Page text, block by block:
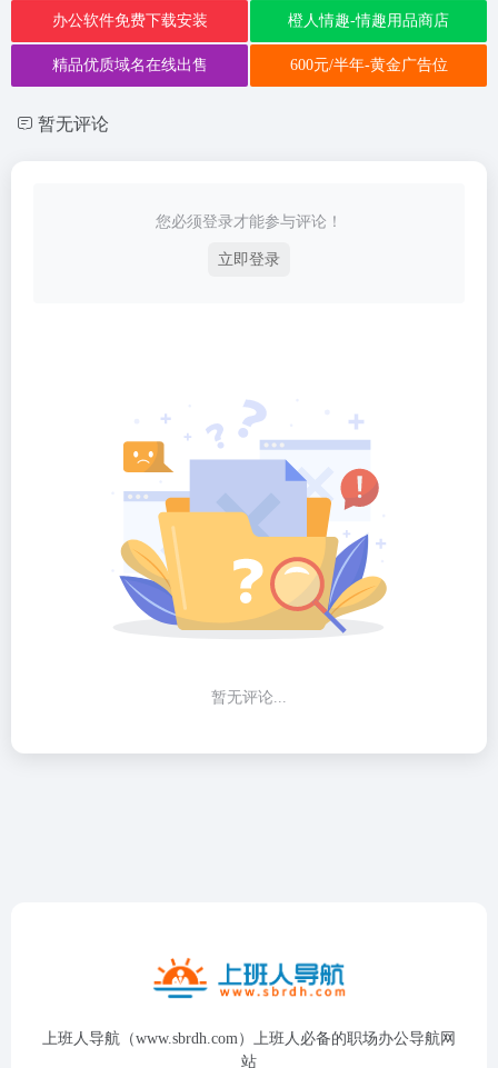
办公软件免费下载安装 橙人情趣-情趣用品商店
精品优质域名在线出售 600元/半年-黄金广告位
暂无评论
您必须登录才能参与评论！
立即登录
暂无评论...
上班人导航（www.sbrdh.com）上班人必备的职场办公导航网
站